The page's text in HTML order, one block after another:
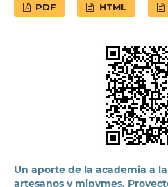
PDF HTML
Un aporte de la academia a
artesanos y mipymes.